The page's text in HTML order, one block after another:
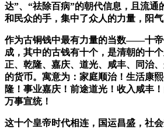
达”、“祛除百病”的朝代信息，且流通
和民众的手，集中了众人的力量，阳气
作为古铜钱中最有力量的当数——十帝
成，其中的古钱有十个，是清朝的十
正、乾隆、嘉庆、道光、咸丰、同治
的货币。寓意为： 家庭顺治！生活康
隆！事业嘉庆！前途道光！收入咸丰
万事宣统！
这十个皇帝时代相连，国运昌盛，社